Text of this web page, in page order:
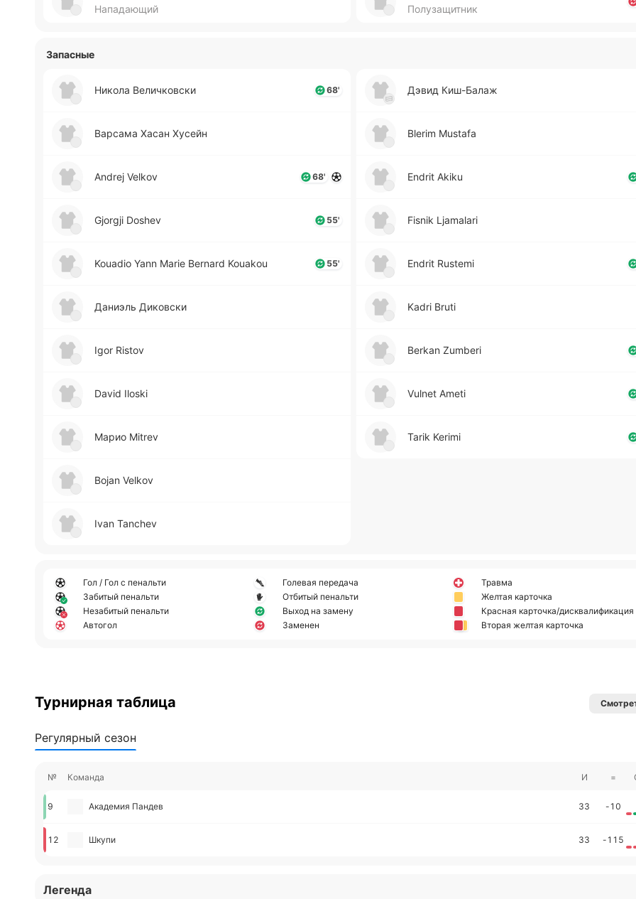
Нападающий
Полузащитник
Запасные
Никола Ве­ли­чко­вски 68'
Ва­рса­ма Хасан Хусейн
Andrej Velkov 68'
Gjorgji Doshev 55'
Kouadio Yann Marie Bernard Kouakou 55'
Да­ниэль Ди­ко­вски
Igor Ristov
David Iloski
Марио Mitrev
Bojan Velkov
Ivan Tanchev
Дэвид Ки­ш-Ба­лаж
Blerim Mustafa
Endrit Akiku
Fisnik Ljamalari
Endrit Rustemi
Kadri Bruti
Berkan Zumberi
Vulnet Ameti
Tarik Kerimi
Гол / Гол с пенальти
Забитый пенальти
Незабитый пенальти
Автогол
Голевая передача
Отбитый пенальти
Выход на замену
Заменен
Травма
Желтая карточка
Красная карточка/дисквалификация
Вторая желтая карточка
Турнирная таблица
Регулярный сезон
№ Команда И =
9 Академия Пандев 33 -10
12 Шкупи 33 -115
Легенда